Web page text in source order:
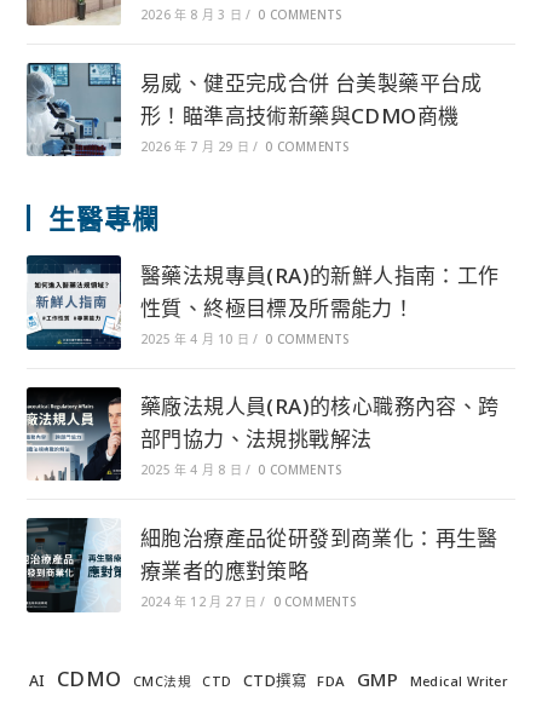
2026 年 8 月 3 日 / 0 COMMENTS
易威、健亞完成合併 台美製藥平台成
形！瞄準高技術新藥與CDMO商機
2026 年 7 月 29 日 / 0 COMMENTS
生醫專欄
醫藥法規專員(RA)的新鮮人指南：工作
性質、終極目標及所需能力！
2025 年 4 月 10 日 / 0 COMMENTS
藥廠法規人員(RA)的核心職務內容、跨
部門協力、法規挑戰解法
2025 年 4 月 8 日 / 0 COMMENTS
細胞治療產品從研發到商業化：再生醫
療業者的應對策略
2024 年 12 月 27 日 / 0 COMMENTS
AI CDMO CMC法規 CTD CTD撰寫 FDA GMP Medical Writer